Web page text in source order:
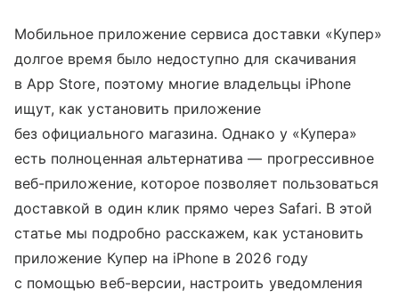
Мобильное приложение сервиса доставки «Купер»
долгое время было недоступно для скачивания
в App Store, поэтому многие владельцы iPhone
ищут, как установить приложение
без официального магазина. Однако у «Купера»
есть полноценная альтернатива — прогрессивное
веб-приложение, которое позволяет пользоваться
доставкой в один клик прямо через Safari. В этой
статье мы подробно расскажем, как установить
приложение Купер на iPhone в 2026 году
с помощью веб-версии, настроить уведомления